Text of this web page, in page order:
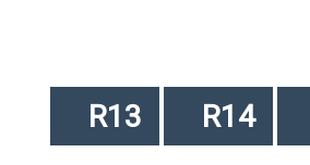
R13 R14